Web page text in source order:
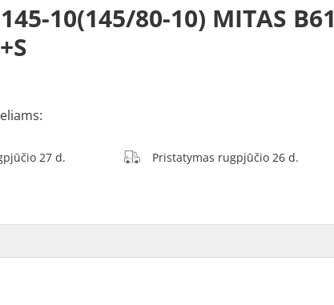
10(145/80-10) MITAS B61
27 d. Pristatymas rugpjūčio 26 d.